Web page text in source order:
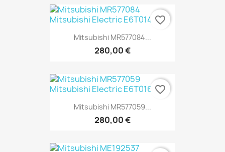
Mitsubishi MR577084...
280,00 €
favorite_border
Mitsubishi MR577059...
280,00 €
favorite_border